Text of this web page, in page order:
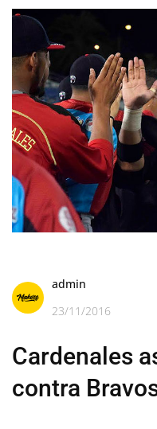
admin
23/11/2016
Cardenales
contra